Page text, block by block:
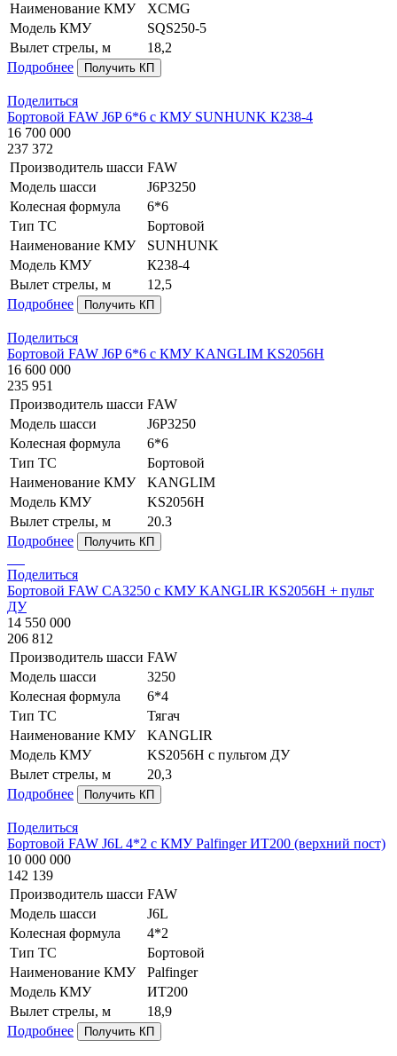
Наименование КМУ
XCMG
Модель КМУ
SQS250-5
Вылет стрелы, м
18,2
Подробнее
Получить КП
Поделиться
Бортовой FAW J6P 6*6 с КМУ SUNHUNK К238-4
16 700 000
237 372
Производитель шасси FAW
Модель шасси
J6P3250
Колесная формула
6*6
Тип ТС
Бортовой
Наименование КМУ
SUNHUNK
Модель КМУ
К238-4
Вылет стрелы, м
12,5
Подробнее
Получить КП
Поделиться
Бортовой FAW J6P 6*6 с КМУ KANGLIM KS2056H
16 600 000
235 951
Производитель шасси FAW
Модель шасси
J6P3250
Колесная формула
6*6
Тип ТС
Бортовой
Наименование КМУ
KANGLIM
Модель КМУ
KS2056H
Вылет стрелы, м
20.3
Подробнее
Получить КП
Поделиться
Бортовой FAW CA3250 с КМУ KANGLIR KS2056H + пульт
ДУ
14 550 000
206 812
Производитель шасси FAW
Модель шасси
3250
Колесная формула
6*4
Тип ТС
Тягач
Наименование КМУ
KANGLIR
Модель КМУ
KS2056H c пультом ДУ
Вылет стрелы, м
20,3
Подробнее
Получить КП
Поделиться
Бортовой FAW J6L 4*2 с КМУ Palfinger ИТ200 (верхний пост)
10 000 000
142 139
Производитель шасси FAW
Модель шасси
J6L
Колесная формула
4*2
Тип ТС
Бортовой
Наименование КМУ
Palfinger
Модель КМУ
ИТ200
Вылет стрелы, м
18,9
Подробнее
Получить КП